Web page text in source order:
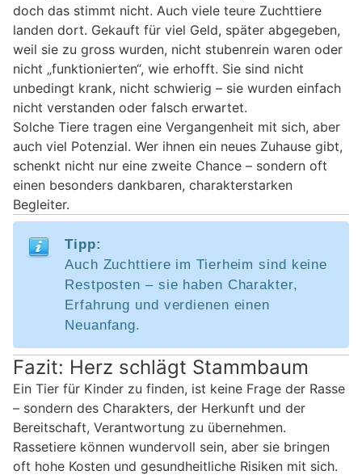
doch das stimmt nicht. Auch viele teure Zuchttiere
landen dort. Gekauft für viel Geld, später abgegeben,
weil sie zu gross wurden, nicht stubenrein waren oder
nicht „funktionierten“, wie erhofft. Sie sind nicht
unbedingt krank, nicht schwierig – sie wurden einfach
nicht verstanden oder falsch erwartet.
Solche Tiere tragen eine Vergangenheit mit sich, aber
auch viel Potenzial. Wer ihnen ein neues Zuhause gibt,
schenkt nicht nur eine zweite Chance – sondern oft
einen besonders dankbaren, charakterstarken
Begleiter.
Tipp:
Auch Zuchttiere im Tierheim sind keine
Restposten – sie haben Charakter,
Erfahrung und verdienen einen
Neuanfang.
Fazit: Herz schlägt Stammbaum
Ein Tier für Kinder zu finden, ist keine Frage der Rasse
– sondern des Charakters, der Herkunft und der
Bereitschaft, Verantwortung zu übernehmen.
Rassetiere können wundervoll sein, aber sie bringen
oft hohe Kosten und gesundheitliche Risiken mit sich.